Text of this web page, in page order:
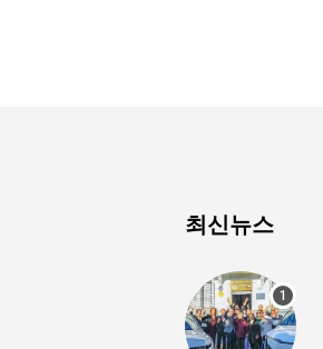
최신뉴스